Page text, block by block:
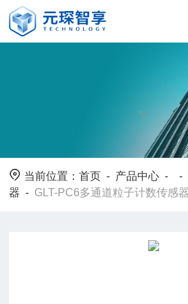
当前位置：首页 - 产品中心 - -
器 - GLT-PC6多通道粒子计数传感器